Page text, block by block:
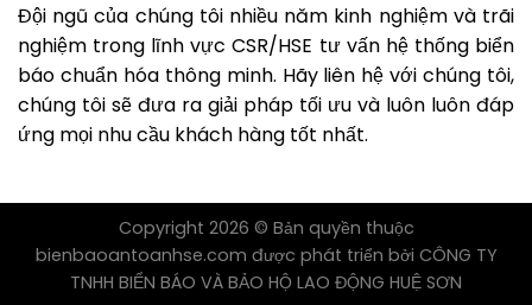
Đội ngũ của chúng tôi nhiều năm kinh nghiệm và trãi
nghiệm trong lĩnh vực CSR/HSE tư vấn hệ thống biển
báo chuẩn hóa thông minh. Hãy liên hệ với chúng tôi,
chúng tôi sẽ đưa ra giải pháp tối ưu và luôn luôn đáp
ứng mọi nhu cầu khách hàng tốt nhất.
Copyright 2026 © Bản quyền thuộc
bienbaoantoanhse.com được phát triển bởi CÔNG TY
TNHH BIỂN BÁO VÀ BẢO HỘ LAO ĐỘNG HUỆ SƠN